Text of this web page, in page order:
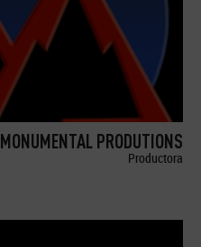
MONUMENTAL PRODUTIONS
Productora